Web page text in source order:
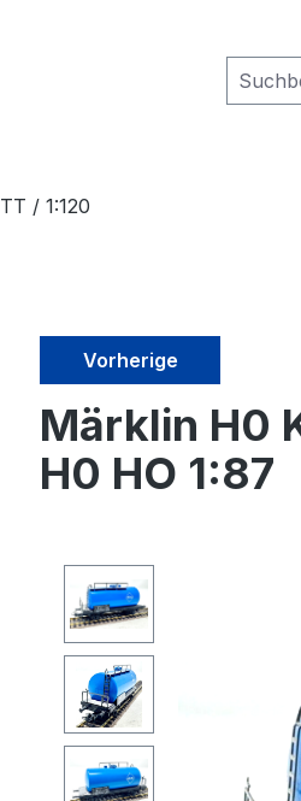
TT / 1:120
Vorherige
Märklin H0
H0 HO 1:87
Bildergalerie überspringen